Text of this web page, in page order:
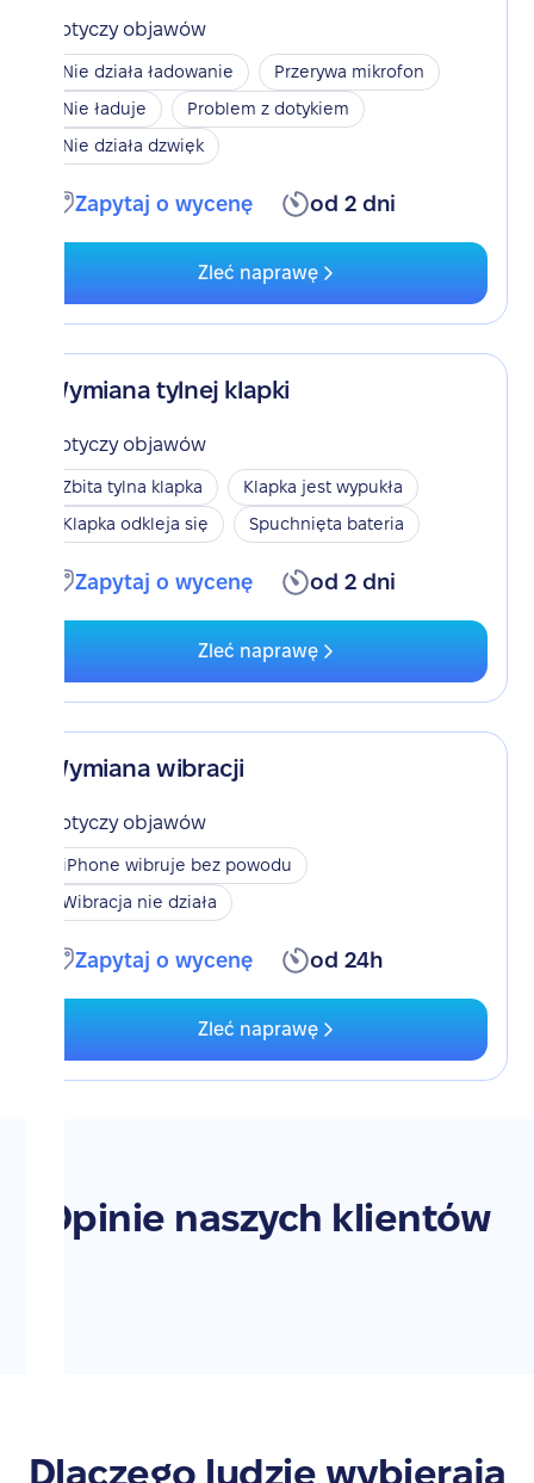
Dotyczy objawów
Nie działa ładowanie
Przerywa mikrofon
Nie ładuje
Problem z dotykiem
Nie działa dzwięk
Zapytaj o wycenę od 2 dni
Zleć naprawę
Wymiana tylnej klapki
Dotyczy objawów
Zbita tylna klapka
Klapka jest wypukła
Klapka odkleja się
Spuchnięta bateria
Zapytaj o wycenę od 2 dni
Zleć naprawę
Wymiana wibracji
Dotyczy objawów
iPhone wibruje bez powodu
Wibracja nie działa
Zapytaj o wycenę od 24h
Zleć naprawę
Opinie naszych klientów
Dlaczego ludzie wybierają